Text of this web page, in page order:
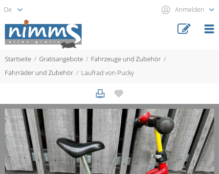
Anmelden
Startseite Gratisangebote
Fahrzeuge und Zubehör
Fahrräder und Zubehör
Laufrad von Pucky